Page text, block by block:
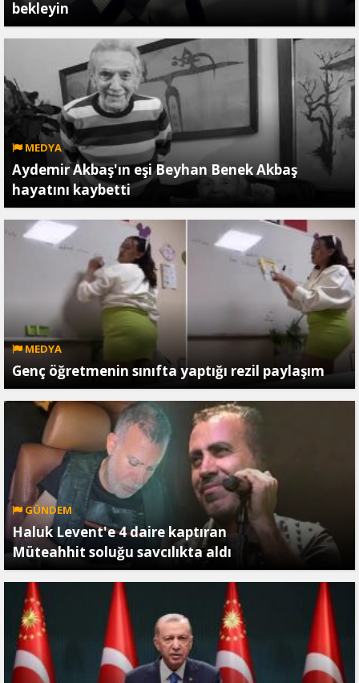
bekleyin
MEDYA
Aydemir Akbaş'ın eşi Beyhan Benek Akbaş
hayatını kaybetti
MEDYA
Genç öğretmenin sınıfta yaptığı rezil paylaşım
GÜNDEM
Haluk Levent'e 4 daire kaptıran
Müteahhit soluğu savcılıkta aldı